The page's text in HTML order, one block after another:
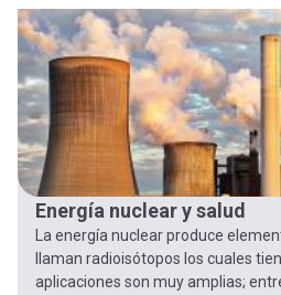
Energía nuclear y salud
La energía nuclear produce
llaman radioisótopos los cuales
aplicaciones son muy amplias;